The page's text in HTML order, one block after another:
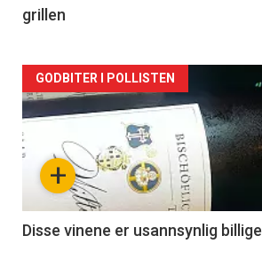
grillen
Forsiden
akkurat
nå
3
+
GODBITER I POLLISTEN
Disse vinene er usannsynlig billige